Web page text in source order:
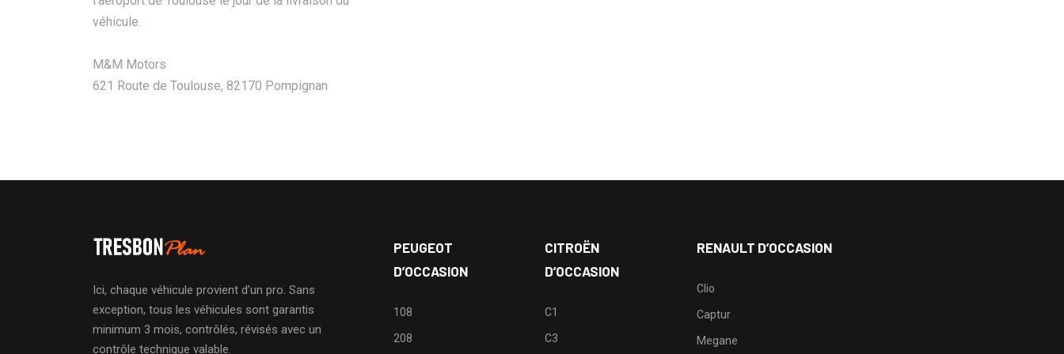
véhicule.
M&M Motors
621 Route de Toulouse, 82170 Pompignan
Ici, chaque véhicule provient d’un pro. Sans
exception, tous les véhicules sont garantis
minimum 3 mois, contrôlés, révisés avec un
contrôle technique valable.
PEUGEOT
D’OCCASION
108
208
CITROËN
D’OCCASION
C1
C3
RENAULT D’OCCASION
Clio
Captur
Megane